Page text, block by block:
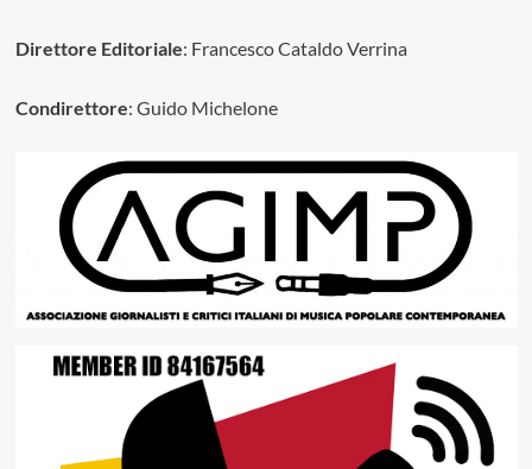
Direttore Editoriale: Francesco Cataldo Verrina
Condirettore: Guido Michelone